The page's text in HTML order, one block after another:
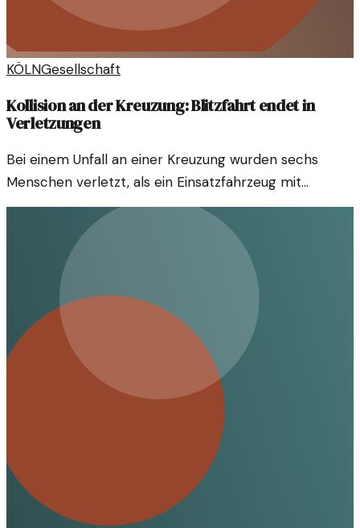
KÖLNGesellschaft
Kollision an der Kreuzung: Blitzfahrt endet in
Verletzungen
Bei einem Unfall an einer Kreuzung wurden sechs
Menschen verletzt, als ein Einsatzfahrzeug mit
Blaulicht eine Kollision hatte. Der Vorfall wirft Fragen
zur Sicherheit im Straßenverkehr auf.